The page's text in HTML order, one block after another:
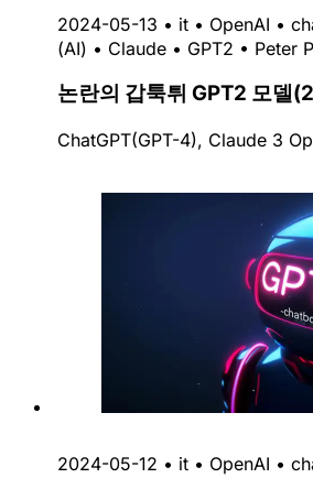
2024-05-13 • it • OpenAI •
(AI) • Claude • GPT2 • Peter
논란의 갑툭튀 GPT2 모델
ChatGPT(GPT-4), Claude 3
2024-05-12 • it • OpenAI •